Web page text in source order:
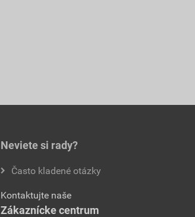
Neviete si rady?
Často kladené otázky
Kontaktujte naše
Zákaznícke centrum